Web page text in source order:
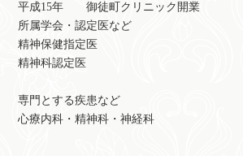
平成15年 御徒町クリニック開業
所属学会・認定医など
精神保健指定医
精神科認定医
専門とする疾患など
心療内科・精神科・神経科